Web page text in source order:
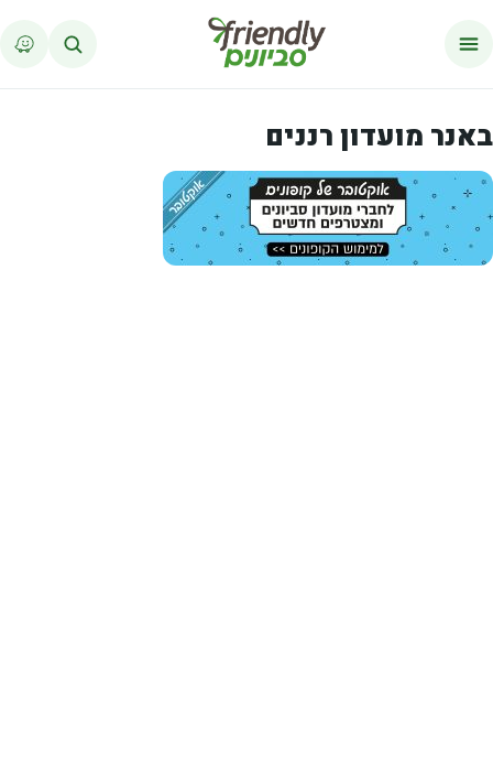
באנר מועדון רננים